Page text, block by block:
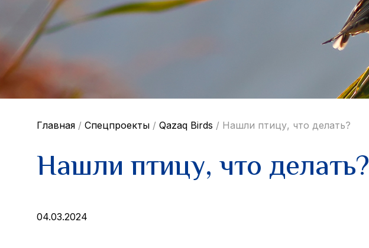
Главная / Спецпроекты / Qazaq Birds / Нашли птицу, что делать?
Нашли птицу, что делать?
04.03.2024